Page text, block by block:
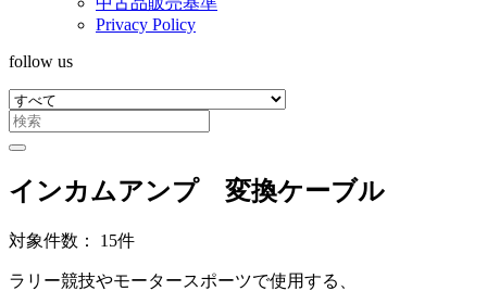
Privacy Policy
follow us
インカムアンプ 変換ケーブル
対象件数： 15件
ラリー競技やモータースポーツで使用する、